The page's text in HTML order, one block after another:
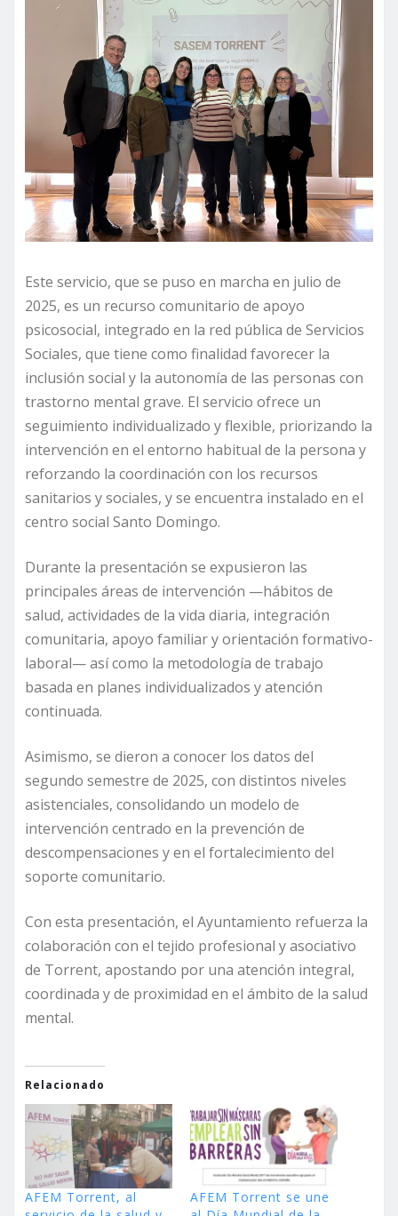
Este servicio, que se puso en marcha en julio de
2025, es un recurso comunitario de apoyo
psicosocial, integrado en la red pública de Servicios
Sociales, que tiene como finalidad favorecer la
inclusión social y la autonomía de las personas con
trastorno mental grave. El servicio ofrece un
seguimiento individualizado y flexible, priorizando la
intervención en el entorno habitual de la persona y
reforzando la coordinación con los recursos
sanitarios y sociales, y se encuentra instalado en el
centro social Santo Domingo.
Durante la presentación se expusieron las
principales áreas de intervención —hábitos de
salud, actividades de la vida diaria, integración
comunitaria, apoyo familiar y orientación formativo-
laboral— así como la metodología de trabajo
basada en planes individualizados y atención
continuada.
Asimismo, se dieron a conocer los datos del
segundo semestre de 2025, con distintos niveles
asistenciales, consolidando un modelo de
intervención centrado en la prevención de
descompensaciones y en el fortalecimiento del
soporte comunitario.
Con esta presentación, el Ayuntamiento refuerza la
colaboración con el tejido profesional y asociativo
de Torrent, apostando por una atención integral,
coordinada y de proximidad en el ámbito de la salud
mental.
Relacionado
AFEM Torrent, al
AFEM Torrent se une